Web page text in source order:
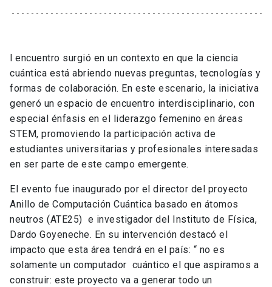
l encuentro surgió en un contexto en que la ciencia
cuántica está abriendo nuevas preguntas, tecnologías y
formas de colaboración. En este escenario, la iniciativa
generó un espacio de encuentro interdisciplinario, con
especial énfasis en el liderazgo femenino en áreas
STEM, promoviendo la participación activa de
estudiantes universitarias y profesionales interesadas
en ser parte de este campo emergente.
El evento fue inaugurado por el director del proyecto
Anillo de Computación Cuántica basado en átomos
neutros (ATE25) e investigador del Instituto de Física,
Dardo Goyeneche. En su intervención destacó el
impacto que esta área tendrá en el país: “ no es
solamente un computador cuántico el que aspiramos a
construir: este proyecto va a generar todo un